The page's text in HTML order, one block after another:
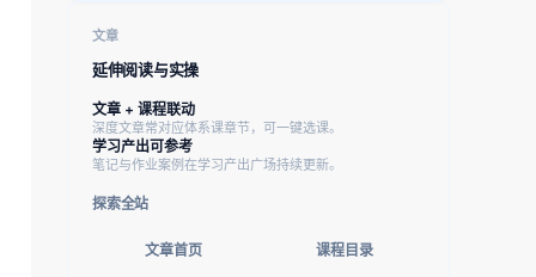
文章
延伸阅读与实操
文章 + 课程联动
深度文章常对应体系课章节，可一键选课。
学习产出可参考
笔记与作业案例在学习产出广场持续更新。
探索全站
文章首页 课程目录